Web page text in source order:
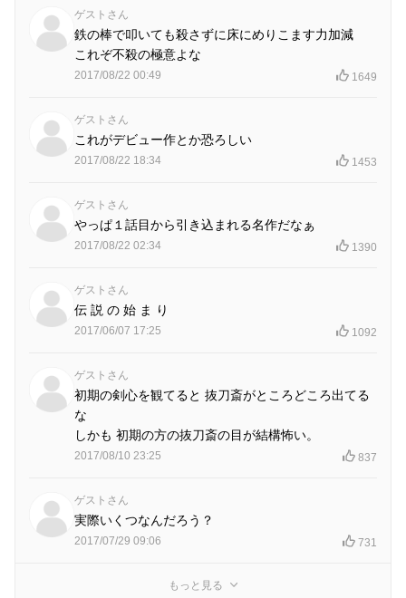
ゲストさん
鉄の棒で叩いても殺さずに床にめりこます力加減
これぞ不殺の極意よな
2017/08/22 00:49 1649
ゲストさん
これがデビュー作とか恐ろしい
2017/08/22 18:34 1453
ゲストさん
やっぱ１話目から引き込まれる名作だなぁ
2017/08/22 02:34 1390
ゲストさん
伝 説 の 始 ま り
2017/06/07 17:25 1092
ゲストさん
初期の剣心を観てると 抜刀斎がところどころ出てる
な
しかも 初期の方の抜刀斎の目が結構怖い。
2017/08/10 23:25 837
ゲストさん
実際いくつなんだろう？
2017/07/29 09:06 731
もっと見る